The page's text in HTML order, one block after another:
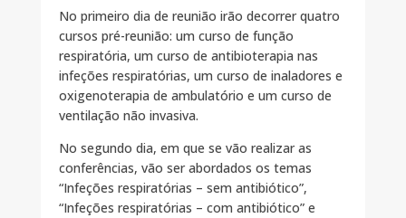
No primeiro dia de reunião irão decorrer quatro
cursos pré-reunião: um curso de função
respiratória, um curso de antibioterapia nas
infeções respiratórias, um curso de inaladores e
oxigenoterapia de ambulatório e um curso de
ventilação não invasiva.
No segundo dia, em que se vão realizar as
conferências, vão ser abordados os temas
“Infeções respiratórias – sem antibiótico”,
“Infeções respiratórias – com antibiótico” e